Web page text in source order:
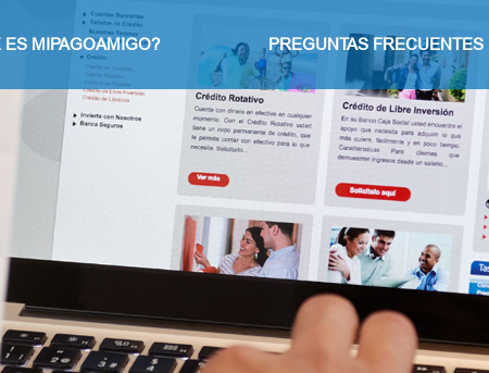
ES MIPAGOAMIGO? PREGUNTAS FRECUENTES